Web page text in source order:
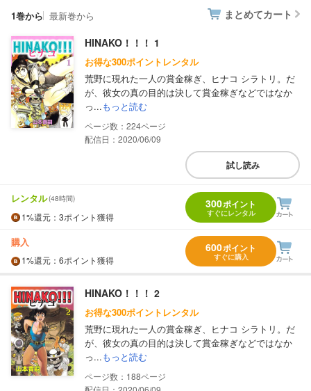
1巻から 最新巻から まとめてカート
HINAKO！！！ 1
お得な300ポイントレンタル
荒野に現れた一人の賞金稼ぎ、ヒナコ シラトリ。だ
が、彼女の真の目的は決して賞金稼ぎなどではなか
っ...もっと読む
224
配信日：2020/06/09
試し読み
レンタル(48時間)
1%還元 ：3ポイント獲得
300ポイント
すぐにレンタル
購入
1%還元 ：6ポイント獲得
600ポイント
すぐに購入
HINAKO！！！ 2
お得な300ポイントレンタル
荒野に現れた一人の賞金稼ぎ、ヒナコ シラトリ。だ
が、彼女の真の目的は決して賞金稼ぎなどではなか
っ...もっと読む
188